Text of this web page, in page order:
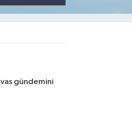
gündemini